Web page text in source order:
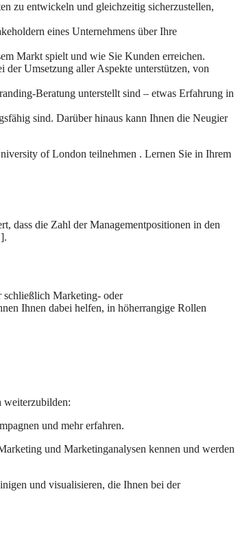
zu entwickeln und gleichzeitig sicherzustellen,
eines Unternehmens über Ihre
Markt spielt und wie Sie Kunden erreichen.
Umsetzung aller Aspekte unterstützen, von
Beratung unterstellt sind – etwas Erfahrung in
sind. Darüber hinaus kann Ihnen die Neugier
of London teilnehmen . Lernen Sie in Ihrem
dass die Zahl der Managementpositionen in den
schließlich Marketing- oder
Ihnen dabei helfen, in höherrangige Rollen
weiterzubilden:
und mehr erfahren.
und Marketinganalysen kennen und werden
und visualisieren, die Ihnen bei der